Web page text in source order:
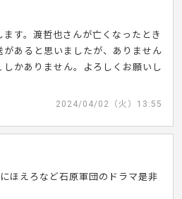
す。渡哲也さんが亡くなったとき
があると思いましたが、ありません
かありません。よろしくお願いし
2024/04/02（火）13:55
ほえろなど石原軍団のドラマ是非